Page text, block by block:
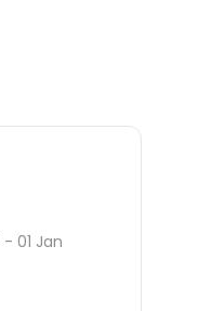
- 01 Jan